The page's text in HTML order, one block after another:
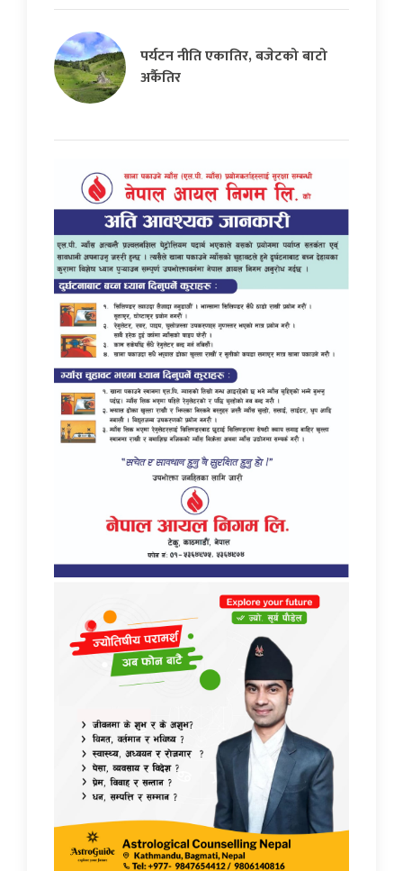
पर्यटन नीति एकातिर, बजेटको बाटो
अर्कैतिर